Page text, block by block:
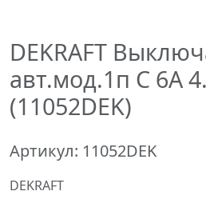
DEKRAFT
авт.мод.1п C 6А
(11052DEK)
Артикул: 11052DEK
DEKRAFT